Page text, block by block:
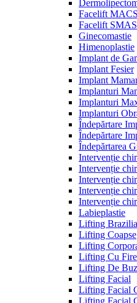
Facelift MACS
Facelift SMAS
Ginecomastie
Himenoplastie
Implant de
Implant Fesier
Implant
Implanturi
Implanturi
Implanturi
Îndepărtare
Îndepărtare
Îndepărtarea
Intervenție
Intervenție
Intervenție
Intervenție
Intervenție
Labieplastie
Lifting
Lifting Coapse
Lifting
Lifting Cu Fire
Lifting De
Lifting Facial
Lifting Facial
Lifting Facial